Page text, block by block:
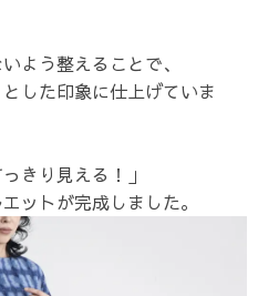
よう整えることで、
した印象に仕上げていま
きり見える！」
ットが完成しました。